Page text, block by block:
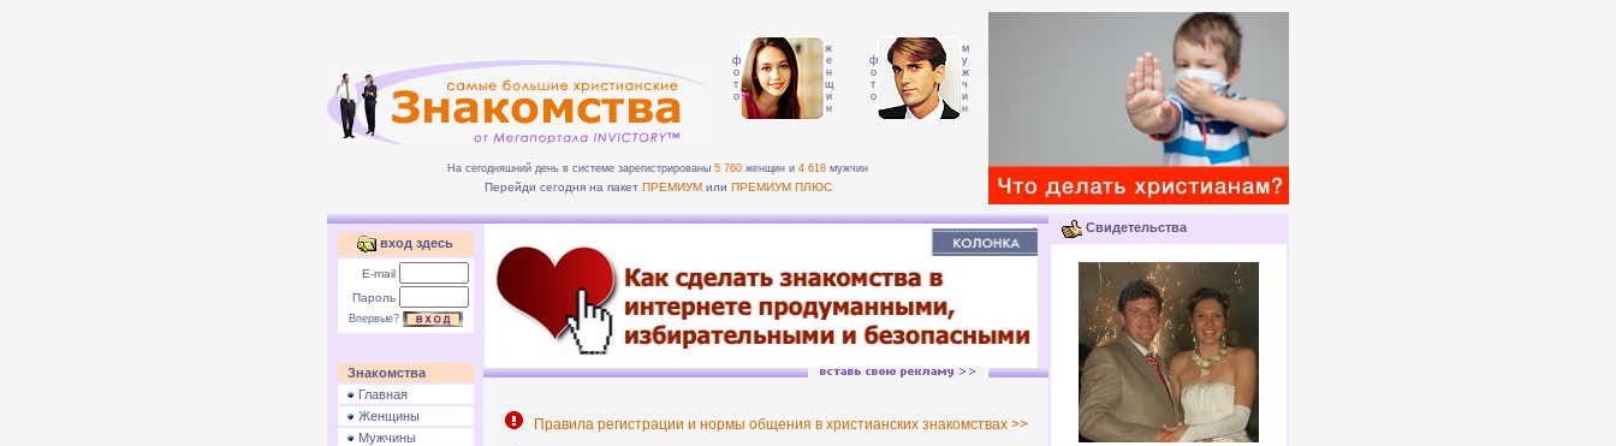
ф
о
т
о
ж
е
н
щ
и
н
ф
о
т
о
м
у
ж
ч
и
н
На сегодняшний день в системе зарегистрированы 5 760 женщин и 4 618 мужчин
Перейди сегодня на пакет ПРЕМИУМили ПРЕМИУМ ПЛЮС
вход здесь
E-mail
Пароль
Впервые?
Знакомства
Главная
Женщины
Мужчины
Правила регистрации и нормы общения в христианских знакомствах >>
Свидетельства